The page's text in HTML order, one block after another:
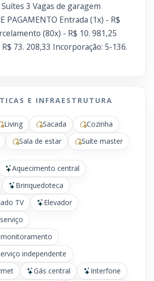
3 Vagas de garagem
PAGAMENTO Entrada (1x) - R$
(80x) - R$ 10. 981,25
73. 208,33 Incorporação: 5-136.
E INFRAESTRUTURA
Living Sacada
Cozinha
Sala de estar Suíte master
Aquecimento central
Brinquedoteca
TV
Elevador
independente
Gás central
Interfone